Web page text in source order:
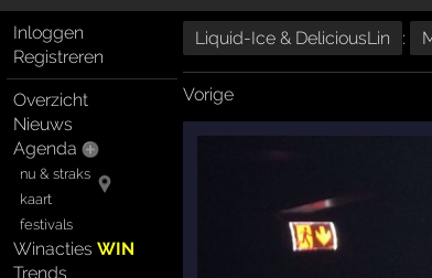
Inloggen
Registreren
Overzicht
Nieuws
Agenda
nu & straks
kaart
festivals
WinactiesWIN
Trends
Liquid-Ice & DeliciousLin :
Vorige